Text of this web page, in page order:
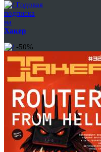
Годовая
подписка
на
Хакер
-50%